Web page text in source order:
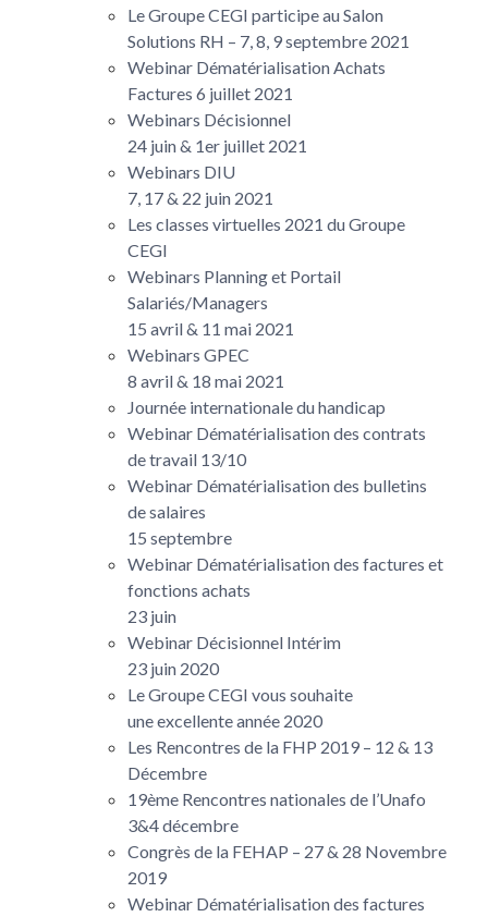
Le Groupe CEGI participe au Salon
Solutions RH – 7, 8, 9 septembre 2021
Webinar Dématérialisation Achats
Factures 6 juillet 2021
Webinars Décisionnel
24 juin & 1er juillet 2021
Webinars DIU
7, 17 & 22 juin 2021
Les classes virtuelles 2021 du Groupe
CEGI
Webinars Planning et Portail
Salariés/Managers
15 avril & 11 mai 2021
Webinars GPEC
8 avril & 18 mai 2021
Journée internationale du handicap
Webinar Dématérialisation des contrats
de travail 13/10
Webinar Dématérialisation des bulletins
de salaires
15 septembre
Webinar Dématérialisation des factures et
fonctions achats
23 juin
Webinar Décisionnel Intérim
23 juin 2020
Le Groupe CEGI vous souhaite
une excellente année 2020
Les Rencontres de la FHP 2019 – 12 & 13
Décembre
19ème Rencontres nationales de l’Unafo
3&4 décembre
Congrès de la FEHAP – 27 & 28 Novembre
2019
Webinar Dématérialisation des factures